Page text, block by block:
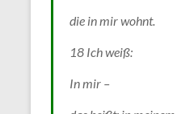
die in mir wohnt.
18 Ich weiß:
In mir –